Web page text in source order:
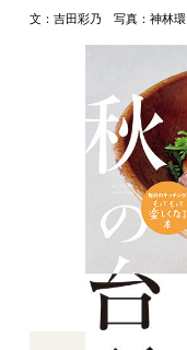
文：吉田彩乃 写真：神林環